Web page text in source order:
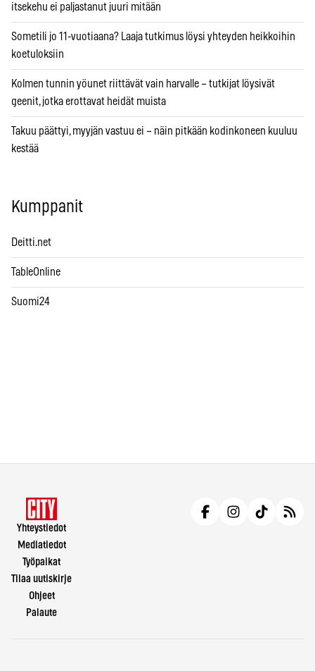
itsekehu ei paljastanut juuri mitään
Sometili jo 11-vuotiaana? Laaja tutkimus löysi yhteyden heikkoihin
koetuloksiin
Kolmen tunnin yöunet riittävät vain harvalle – tutkijat löysivät
geenit, jotka erottavat heidät muista
Takuu päättyi, myyjän vastuu ei – näin pitkään kodinkoneen kuuluu
kestää
Kumppanit
Deitti.net
TableOnline
Suomi24
Yhteystiedot
Mediatiedot
Työpaikat
Tilaa uutiskirje
Ohjeet
Palaute